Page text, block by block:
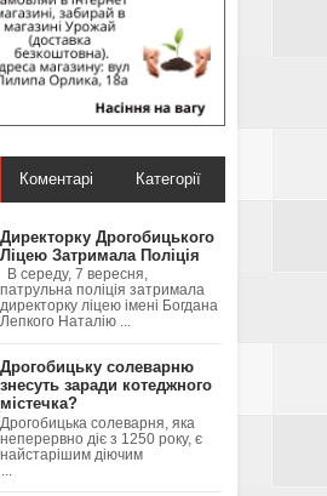
Коментарі Категорії
Директорку Дрогобицького
Ліцею Затримала Поліція
В середу, 7 вересня,
патрульна поліція затримала
директорку ліцею імені Богдана
Лепкого Наталію ...
Дрогобицьку солеварню
знесуть заради котеджного
містечка?
Дрогобицька солеварня, яка
неперервно діє з 1250 року, є
найстарішим діючим